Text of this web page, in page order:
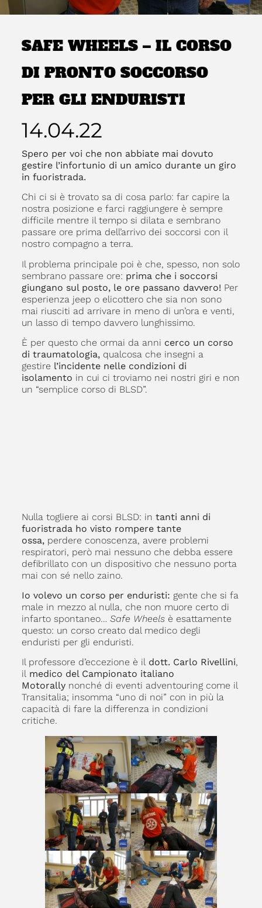
SAFE WHEELS – IL CORSO
DI PRONTO SOCCORSO
PER GLI ENDURISTI
14.04.22
Spero per voi che non abbiate mai dovuto
gestire l’infortunio di un amico durante un giro
in fuoristrada.
Chi ci si è trovato sa di cosa parlo: far capire la
nostra posizione e farci raggiungere è sempre
difficile mentre il tempo si dilata e sembrano
passare ore prima dell’arrivo dei soccorsi con il
nostro compagno a terra.
Il problema principale poi è che, spesso, non solo
sembrano passare ore: prima che i soccorsi
giungano sul posto, le ore passano davvero! Per
esperienza jeep o elicottero che sia non sono
mai riusciti ad arrivare in meno di un’ora e venti,
un lasso di tempo davvero lunghissimo.
È per questo che ormai da anni cerco un corso
di traumatologia,qualcosa che insegni a
gestire l’incidente nelle condizioni di
isolamento in cui ci troviamo nei nostri giri e non
un “semplice corso di BLSD”.
Nulla togliere ai corsi BLSD: in tanti anni di
fuoristrada ho visto rompere tante
ossa, perdere conoscenza, avere problemi
respiratori, però mai nessuno che debba essere
defibrillato con un dispositivo che nessuno porta
mai con sé nello zaino.
Io volevo un corso per enduristi: gente che si fa
male in mezzo al nulla, che non muore certo di
infarto spontaneo… Safe Wheelsè esattamente
questo: un corso creato dal medico degli
enduristi per gli enduristi.
Il professore d’eccezione è il dott. Carlo Rivellini,
il medico del Campionato italiano
Motorally nonché di eventi adventouring come il
Transitalia; insomma “uno di noi” con in più la
capacità di fare la differenza in condizioni
critiche.